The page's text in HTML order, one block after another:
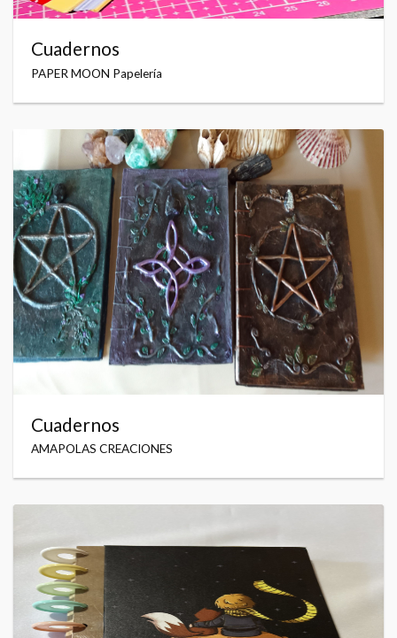
Cuadernos
PAPER MOON Papelería
Cuadernos
AMAPOLAS CREACIONES